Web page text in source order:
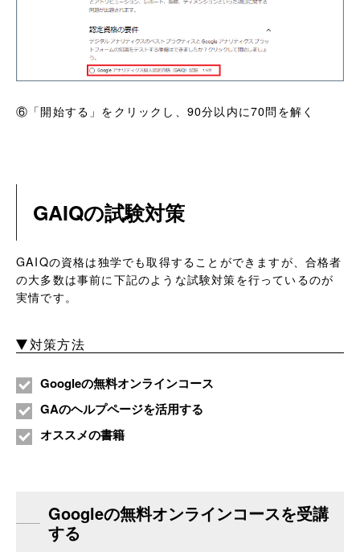
⑥「開始する」をクリックし、90分以内に70問を解く
GAIQの試験対策
GAIQの資格は独学でも取得することができますが、合格者
の大多数は事前に下記のような試験対策を行っているのが
実情です。
対策方法
Googleの無料オンラインコース
GAのヘルプページを活用する
オススメの書籍
Googleの無料オンラインコースを受講
する